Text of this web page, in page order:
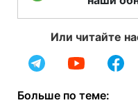
Или читайте
Больше по теме: